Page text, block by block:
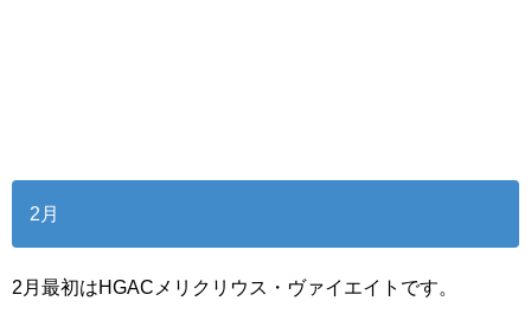
2月
2月最初はHGACメリクリウス・ヴァイエイトです。